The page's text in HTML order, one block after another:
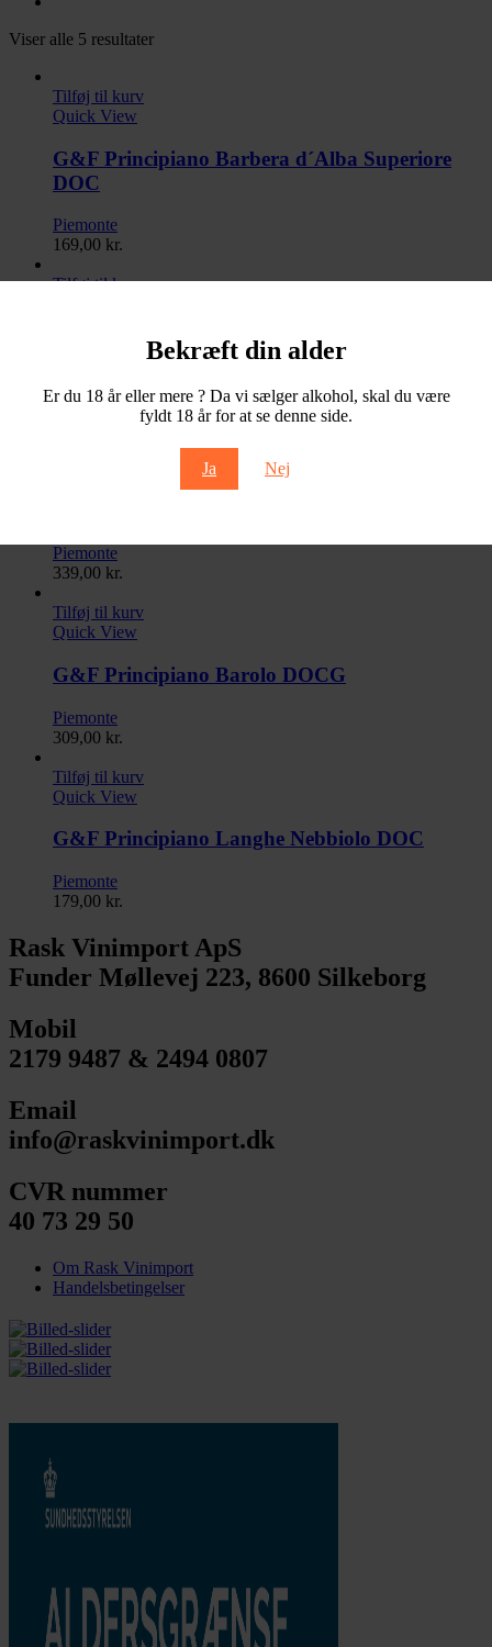
Bekræft din alder
Er du 18 år eller mere ? Da vi sælger alkohol, skal du være
fyldt 18 år for at se denne side.
Ja Nej
Viser alle 5 resultater
Tilføj til kurv
Quick View
G&F Principiano Barbera d´Alba Superiore
DOC
Piemonte
169,00 kr.
Tilføj til kurv
G&F Principiano Barbera DOC
Piemonte
Piemonte
339,00 kr.
Tilføj til kurv
Quick View
G&F Principiano Barolo DOCG
Piemonte
309,00 kr.
Tilføj til kurv
Quick View
G&F Principiano Langhe Nebbiolo DOC
Piemonte
179,00 kr.
Rask Vinimport ApS
Funder Møllevej 223, 8600 Silkeborg
Mobil
2179 9487 & 2494 0807
Email
info@raskvinimport.dk
CVR nummer
40 73 29 50
Om Rask Vinimport
Handelsbetingelser